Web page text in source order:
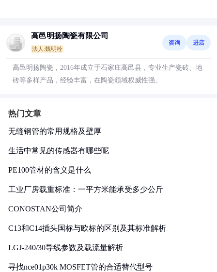
高邑明扬陶瓷有限公司
法人:魏明栓
咨询 进店
高邑明扬陶瓷，2016年成立于石家庄高邑县，专业生产瓷砖、地
砖等多样产品，经验丰富，在陶瓷领域权威性强。
热门文章
无缝钢管的常用规格及壁厚
生活中常见的传感器有哪些呢
PE100管材的含义是什么
工业厂房载重标准：一平方米能承受多少公斤
CONOSTAN公司简介
C13和C14插头国标与欧标的区别及其标准解析
LGJ-240/30导线参数及载流量解析
寻找nce01p30k MOSFET管的合适替代型号